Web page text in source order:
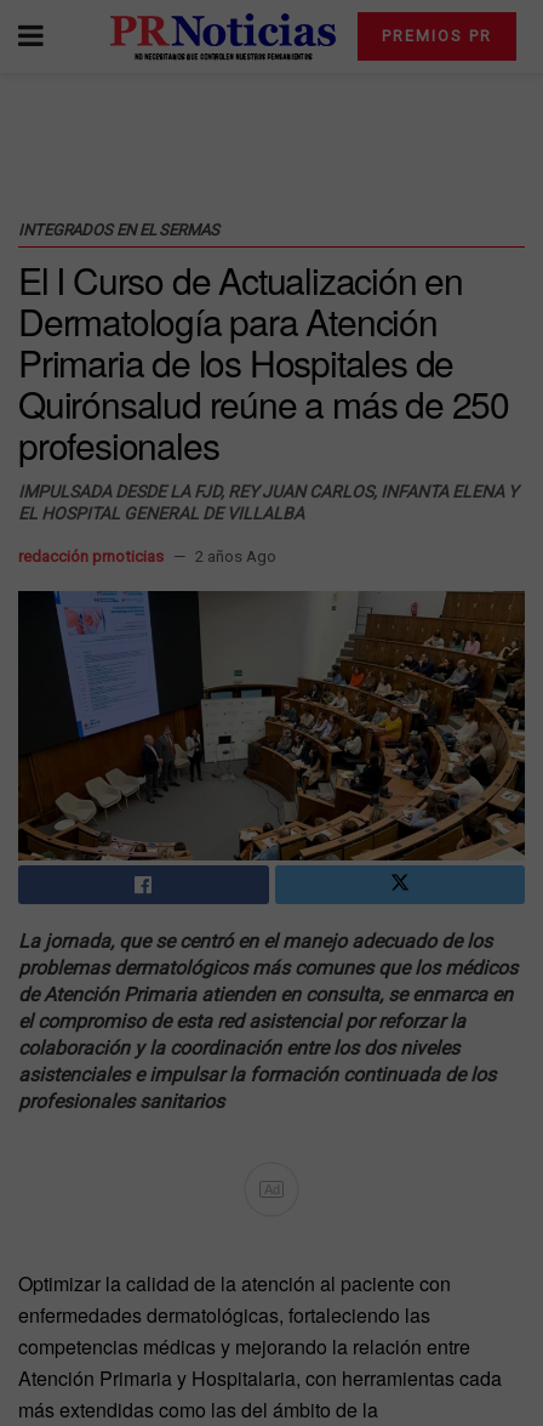
PREMIOS PR
INTEGRADOS EN EL SERMAS
El I Curso de Actualización en
Dermatología para Atención
Primaria de los Hospitales de
Quirónsalud reúne a más de 250
profesionales
IMPULSADA DESDE LA FJD, REY JUAN CARLOS, INFANTA ELENA Y
EL HOSPITAL GENERAL DE VILLALBA
redacción prnoticias 2 años Ago
La jornada, que se centró en el manejo adecuado de los
problemas dermatológicos más comunes que los médicos
de Atención Primaria atienden en consulta, se enmarca en
el compromiso de esta red asistencial por reforzar la
colaboración y la coordinación entre los dos niveles
asistenciales e impulsar la formación continuada de los
profesionales sanitarios
Ad
Optimizar la calidad de la atención al paciente con
enfermedades dermatológicas, fortaleciendo las
competencias médicas y mejorando la relación entre
Atención Primaria y Hospitalaria, con herramientas cada
más extendidas como las del ámbito de la